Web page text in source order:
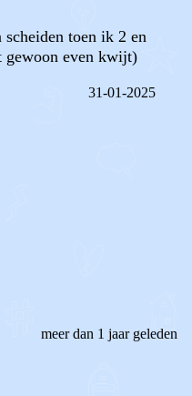
toen ik 2 en
even kwijt)
31-01-2025
meer dan 1 jaar geleden